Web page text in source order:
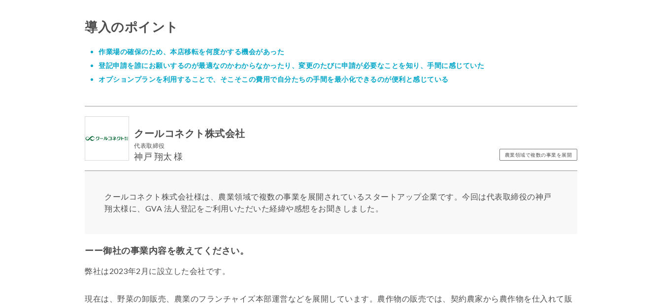
導入のポイント
作業場の確保のため、本店移転を何度かする機会があった
登記申請を誰にお願いするのが最適なのかわからなかったり、変更のたびに申請が必要なことを知り、手間に感じていた
オプションプランを利用することで、そこそこの費用で自分たちの手間を最小化できるのが便利と感じている
クールコネクト株式会社
代表取締役
神戸 翔太 様 農業領域で複数の事業を展開
クールコネクト株式会社様は、農業領域で複数の事業を展開されているスタートアップ企業です。今回は代表取締役の神戸
翔太様に、GVA 法人登記をご利用いただいた経緯や感想をお聞きしました。
ーー御社の事業内容を教えてください。
弊社は2023年2月に設立した会社です。
現在は、野菜の卸販売、農業のフランチャイズ本部運営などを展開しています。農作物の販売では、契約農家から農作物を仕入れて販